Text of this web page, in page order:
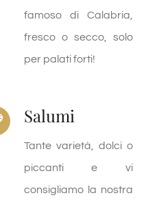
famoso di Calabria,
fresco o secco, solo
per palati forti!
Salumi
Tante varietà, dolci o
piccanti e vi
consigliamo la nostra